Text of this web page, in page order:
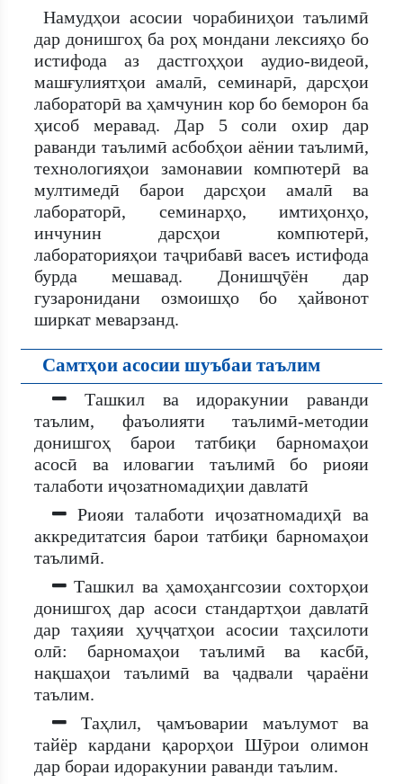
Намудҳои асосии чорабиниҳои таълимӣ
дар донишгоҳ ба роҳ мондани лексияҳо бо
истифода аз дастгоҳҳои аудио-видеоӣ,
машғулиятҳои амалӣ, семинарӣ, дарсҳои
лабораторӣ ва ҳамчунин кор бо беморон ба
ҳисоб меравад. Дар 5 соли охир дар
раванди таълимӣ асбобҳои аёнии таълимӣ,
технологияҳои замонавии компютерӣ ва
мултимедӣ барои дарсҳои амалӣ ва
лабораторӣ, семинарҳо, имтиҳонҳо,
инчунин дарсҳои компютерӣ,
лабораторияҳои таҷрибавӣ васеъ истифода
бурда мешавад. Донишҷӯён дар
гузаронидани озмоишҳо бо ҳайвонот
ширкат меварзанд.
Самтҳои асосии шуъбаи таълим
Ташкил ва идоракунии раванди
таълим, фаъолияти таълимӣ-методии
донишгоҳ барои татбиқи барномаҳои
асосӣ ва иловагии таълимӣ бо риояи
талаботи иҷозатномадиҳии давлатӣ
Риояи талаботи иҷозатномадиҳӣ ва
аккредитатсия барои татбиқи барномаҳои
таълимӣ.
Ташкил ва ҳамоҳангсозии сохторҳои
донишгоҳ дар асоси стандартҳои давлатӣ
дар таҳияи ҳуҷҷатҳои асосии таҳсилоти
олӣ: барномаҳои таълимӣ ва касбӣ,
нақшаҳои таълимӣ ва ҷадвали ҷараёни
таълим.
Таҳлил, ҷамъоварии маълумот ва
тайёр кардани қарорҳои Шӯрои олимон
дар бораи идоракунии раванди таълим.